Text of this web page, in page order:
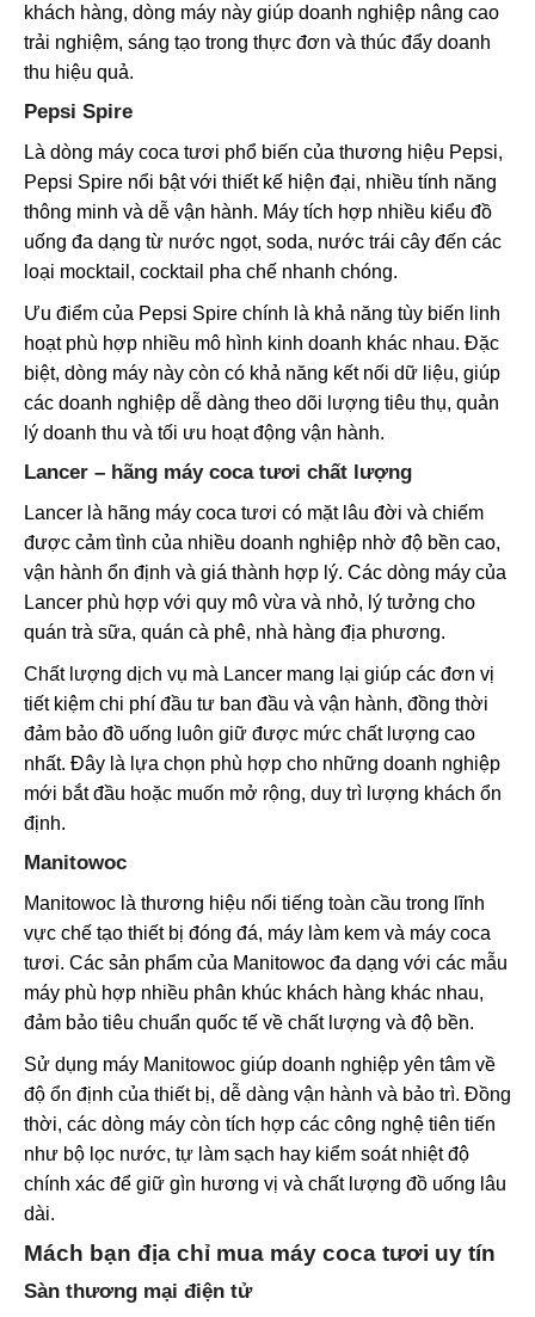
khách hàng, dòng máy này giúp doanh nghiệp nâng cao
trải nghiệm, sáng tạo trong thực đơn và thúc đẩy doanh
thu hiệu quả.
Pepsi Spire
Là dòng máy coca tươi phổ biến của thương hiệu Pepsi,
Pepsi Spire nổi bật với thiết kế hiện đại, nhiều tính năng
thông minh và dễ vận hành. Máy tích hợp nhiều kiểu đồ
uống đa dạng từ nước ngọt, soda, nước trái cây đến các
loại mocktail, cocktail pha chế nhanh chóng.
Ưu điểm của Pepsi Spire chính là khả năng tùy biến linh
hoạt phù hợp nhiều mô hình kinh doanh khác nhau. Đặc
biệt, dòng máy này còn có khả năng kết nối dữ liệu, giúp
các doanh nghiệp dễ dàng theo dõi lượng tiêu thụ, quản
lý doanh thu và tối ưu hoạt động vận hành.
Lancer – hãng máy coca tươi chất lượng
Lancer là hãng máy coca tươi có mặt lâu đời và chiếm
được cảm tình của nhiều doanh nghiệp nhờ độ bền cao,
vận hành ổn định và giá thành hợp lý. Các dòng máy của
Lancer phù hợp với quy mô vừa và nhỏ, lý tưởng cho
quán trà sữa, quán cà phê, nhà hàng địa phương.
Chất lượng dịch vụ mà Lancer mang lại giúp các đơn vị
tiết kiệm chi phí đầu tư ban đầu và vận hành, đồng thời
đảm bảo đồ uống luôn giữ được mức chất lượng cao
nhất. Đây là lựa chọn phù hợp cho những doanh nghiệp
mới bắt đầu hoặc muốn mở rộng, duy trì lượng khách ổn
định.
Manitowoc
Manitowoc là thương hiệu nổi tiếng toàn cầu trong lĩnh
vực chế tạo thiết bị đóng đá, máy làm kem và máy coca
tươi. Các sản phẩm của Manitowoc đa dạng với các mẫu
máy phù hợp nhiều phân khúc khách hàng khác nhau,
đảm bảo tiêu chuẩn quốc tế về chất lượng và độ bền.
Sử dụng máy Manitowoc giúp doanh nghiệp yên tâm về
độ ổn định của thiết bị, dễ dàng vận hành và bảo trì. Đồng
thời, các dòng máy còn tích hợp các công nghệ tiên tiến
như bộ lọc nước, tự làm sạch hay kiểm soát nhiệt độ
chính xác để giữ gìn hương vị và chất lượng đồ uống lâu
dài.
Mách bạn địa chỉ mua máy coca tươi uy tín
Sàn thương mại điện tử